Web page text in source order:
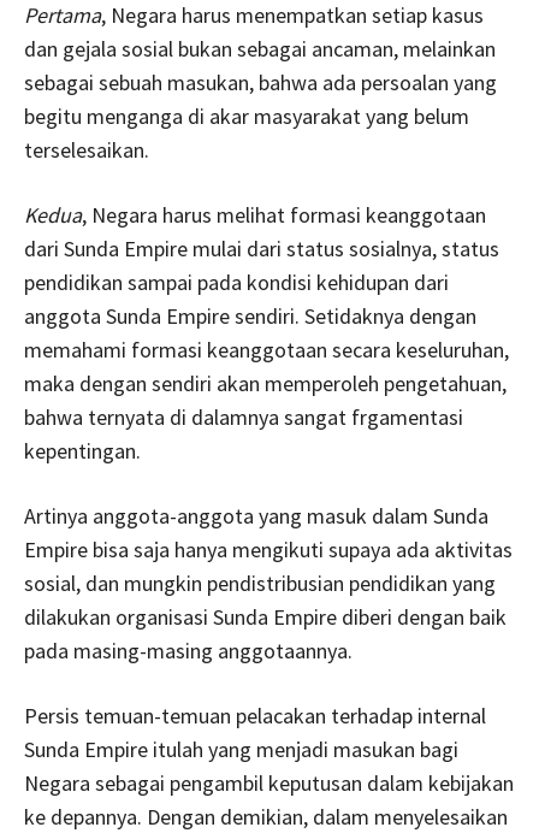
Pertama, Negara harus menempatkan setiap kasus
dan gejala sosial bukan sebagai ancaman, melainkan
sebagai sebuah masukan, bahwa ada persoalan yang
begitu menganga di akar masyarakat yang belum
terselesaikan.
Kedua, Negara harus melihat formasi keanggotaan
dari Sunda Empire mulai dari status sosialnya, status
pendidikan sampai pada kondisi kehidupan dari
anggota Sunda Empire sendiri. Setidaknya dengan
memahami formasi keanggotaan secara keseluruhan,
maka dengan sendiri akan memperoleh pengetahuan,
bahwa ternyata di dalamnya sangat frgamentasi
kepentingan.
Artinya anggota-anggota yang masuk dalam Sunda
Empire bisa saja hanya mengikuti supaya ada aktivitas
sosial, dan mungkin pendistribusian pendidikan yang
dilakukan organisasi Sunda Empire diberi dengan baik
pada masing-masing anggotaannya.
Persis temuan-temuan pelacakan terhadap internal
Sunda Empire itulah yang menjadi masukan bagi
Negara sebagai pengambil keputusan dalam kebijakan
ke depannya. Dengan demikian, dalam menyelesaikan